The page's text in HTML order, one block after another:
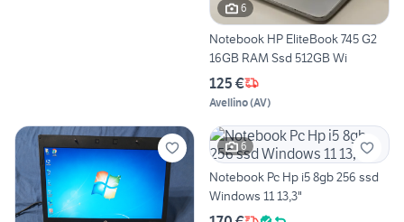
6
Notebook HP EliteBook 745 G2
16GB RAM Ssd 512GB Wi
125 €
Avellino(AV)
6
Notebook Pc Hp i5 8gb 256 ssd
Windows 11 13,3"